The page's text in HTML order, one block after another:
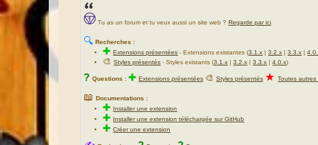
Tu as un forum et tu veux aussi un site web ? Regarde par ici
🔍 Recherches :
✚Extensions présentées -Extensions existantes (3.1.x |3.2.x |3.3.x |
🎨Styles présentés - Styles existants (3.1.x |3.2.x |3.3.x |4.0.x)
? Questions : ✚ Extensions présentées 🎨 Styles présentés ★ Toutes autres
📖 Documentations :
✚ Installer une extension
✚ Installer une extension téléchargée sur GitHub
✚Créer une extension